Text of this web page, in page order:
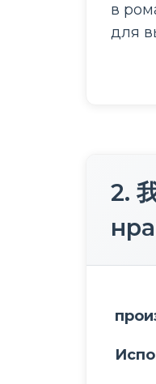
в
для
2.